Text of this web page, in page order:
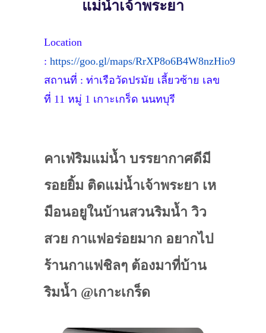
แม่น้ำเจ้าพระยา
Location
: https://goo.gl/maps/RrXP8o6B4W8nzHio9
สถานที่ : ท่าเรือวัดปรมัย เลี้ยวซ้าย เลข
ที่ 11 หมู่ 1 เกาะเกร็ด นนทบุรี
คาเฟ่ริมแม่น้ำ บรรยากาศดีมี
รอยยิ้ม ติดแม่น้ำเจ้าพระยา เห
มือนอยูในบ้านสวนริมน้ำ วิว
สวย กาแฟอร่อยมาก อยากไป
ร้านกาแฟชิลๆ ต้องมาที่บ้าน
ริมน้ำ @เกาะเกร็ด